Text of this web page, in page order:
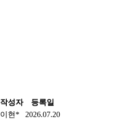
작성자
등록일
이현*
2026.07.20